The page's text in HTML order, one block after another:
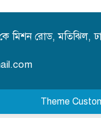
অনুষ্ঠিত
মিশন রোড, মতিঝিল,
Theme